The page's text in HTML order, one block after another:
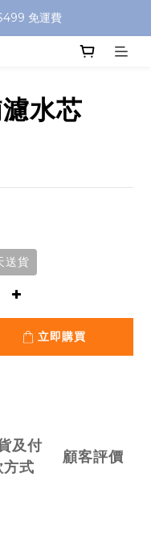
免運費
免運費
運費
水芯
送貨
立即購買
及付
方式
顧客評價